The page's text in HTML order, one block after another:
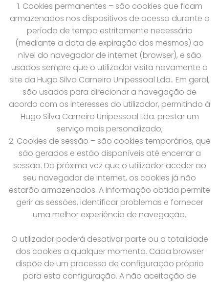
1. Cookies permanentes – são cookies que ficam
armazenados nos dispositivos de acesso durante o
período de tempo estritamente necessário
(mediante a data de expiração dos mesmos) ao
nível do navegador de internet (browser), e são
usados sempre que o utilizador visita novamente o
site da Hugo Silva Carneiro Unipessoal Lda.. Em geral,
são usados para direcionar a navegação de
acordo com os interesses do utilizador, permitindo à
Hugo Silva Carneiro Unipessoal Lda. prestar um
serviço mais personalizado;
2. Cookies de sessão – são cookies temporários, que
são gerados e estão disponíveis até encerrar a
sessão. Da próxima vez que o utilizador aceder ao
seu navegador de internet, os cookies já não
estarão armazenados. A informação obtida permite
gerir as sessões, identificar problemas e fornecer
uma melhor experiência de navegação.
O utilizador poderá desativar parte ou a totalidade
dos cookies a qualquer momento. Cada browser
dispõe de um processo de configuração próprio
para esta configuração. A não aceitação de